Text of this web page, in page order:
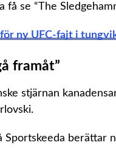
få se “The
ny UFC-fajt i
framåt”
stjärnan
Sportskeeda berättar